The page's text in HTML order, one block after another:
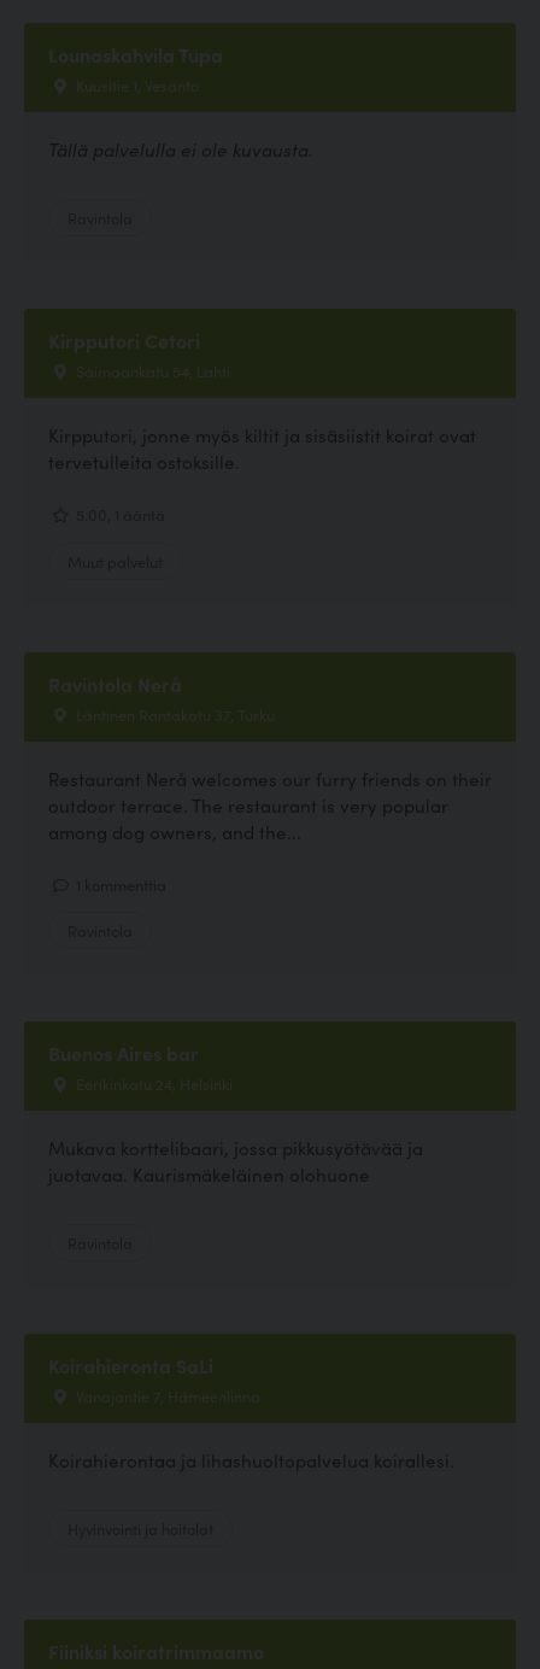
Lounaskahvila Tupa
Kuusitie 1, Vesanto
Tällä palvelulla ei ole kuvausta.
Kirpputori Cetori
Saimaankatu 54, Lahti
Kirpputori, jonne myös kiltit ja sisäsiistit koirat ovat
tervetulleita ostoksille.
Ravintola Nerå
Läntinen Rantakatu 37, Turku
Restaurant Nerå welcomes our furry friends on their
outdoor terrace. The restaurant is very popular
among dog owners, and the...
Buenos Aires bar
Eerikinkatu 24, Helsinki
Mukava korttelibaari, jossa pikkusyötävää ja
juotavaa. Kaurismäkeläinen olohuone
Koirahieronta SaLi
Vanajantie 7, Hämeenlinna
Koirahierontaa ja lihashuoltopalvelua koirallesi.
Fiiniksi koiratrimmaamo